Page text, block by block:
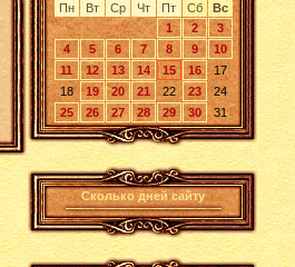
Пн
Вт Ср Чт Пт Сб
Вс
1
2
3
4
5 6 7 8 9
10
11
12 13 14 15 16
17
18
19 20 21 22 23
24
25
26 27 28 29 30 31
Сколько дней сайту